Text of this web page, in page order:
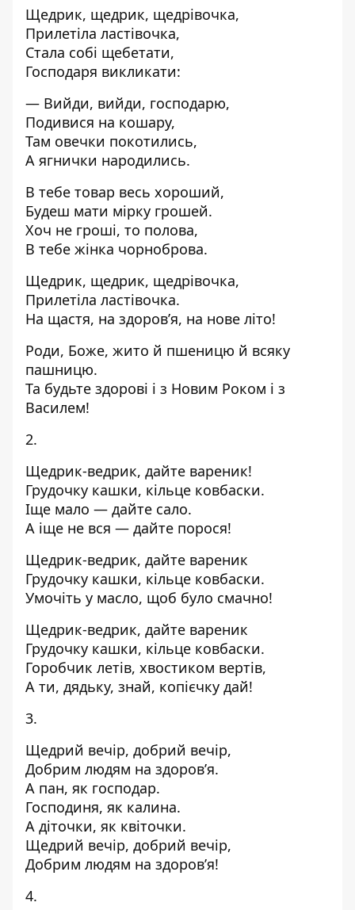
Щедрик, щедрик, щедрівочка,
Прилетіла ластівочка,
Стала собі щебетати,
Господаря викликати:
— Вийди, вийди, господарю,
Подивися на кошару,
Там овечки покотились,
А ягнички народились.
В тебе товар весь хороший,
Будеш мати мірку грошей.
Хоч не гроші, то полова,
В тебе жінка чорноброва.
Щедрик, щедрик, щедрівочка,
Прилетіла ластівочка.
На щастя, на здоров’я, на нове літо!
Роди, Боже, жито й пшеницю й всяку
пашницю.
Та будьте здорові і з Новим Роком і з
Василем!
2.
Щедрик-ведрик, дайте вареник!
Грудочку кашки, кільце ковбаски.
Іще мало — дайте сало.
А іще не вся — дайте порося!
Щедрик-ведрик, дайте вареник
Грудочку кашки, кільце ковбаски.
Умочіть у масло, щоб було смачно!
Щедрик-ведрик, дайте вареник
Грудочку кашки, кільце ковбаски.
Горобчик летів, хвостиком вертів,
А ти, дядьку, знай, копієчку дай!
3.
Щедрий вечір, добрий вечір,
Добрим людям на здоров’я.
А пан, як господар.
Господиня, як калина.
А діточки, як квіточки.
Щедрий вечір, добрий вечір,
Добрим людям на здоров’я!
4.